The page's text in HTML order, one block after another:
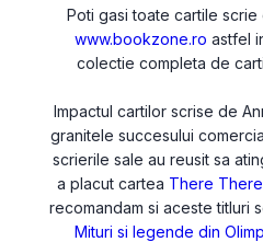
Poti gasi toate cartile
www.bookzone.ro astfel
colectie completa de
Impactul cartilor scrise de
granitele succesului
scrierile sale au reusit sa
a placut cartea There
recomandam si aceste titluri
Mituri si legende din Olimp